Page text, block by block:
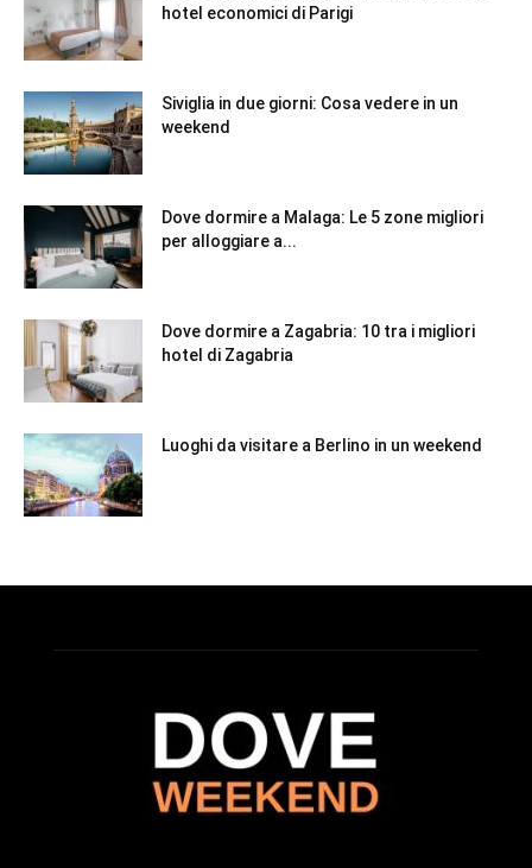
hotel economici di Parigi
Siviglia in due giorni: Cosa vedere in un
weekend
Dove dormire a Malaga: Le 5 zone migliori
per alloggiare a...
Dove dormire a Zagabria: 10 tra i migliori
hotel di Zagabria
Luoghi da visitare a Berlino in un weekend